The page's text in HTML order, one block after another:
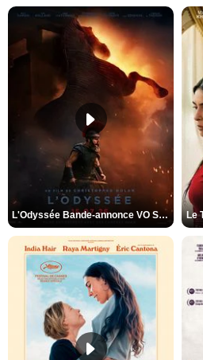
L'Odyssée Bande-annonce VO STFR Le